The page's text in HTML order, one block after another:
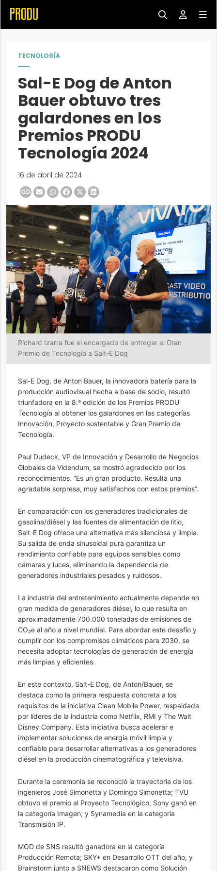
TECNOLOGÍA
Sal-E Dog de Anton
Bauer obtuvo tres
galardones en los
Premios PRODU
Tecnología 2024
16 de abril de 2024
Ríchard Izarra fue el encargado de entregar el Gran
Premio de Tecnología a Salt-E Dog
Sal-E Dog, de Anton Bauer, la innovadora batería para la
producción audiovisual hecha a base de sodio, resultó
triunfadora en la 8.ª edición de los Premios PRODU
Tecnología al obtener los galardones en las categorías
Innovación, Proyecto sustentable y Gran Premio de
Tecnología.
Paul Dudeck, VP de Innovación y Desarrollo de Negocios
Globales de Videndum, se mostró agradecido por los
reconocimientos. “Es un gran producto. Resulta una
agradable sorpresa, muy satisfechos con estos premios”.
En comparación con los generadores tradicionales de
gasolina/diésel y las fuentes de alimentación de litio,
Salt-E Dog ofrece una alternativa más silenciosa y limpia.
Su salida de onda sinusoidal pura garantiza un
rendimiento confiable para equipos sensibles como
cámaras y luces, eliminando la dependencia de
generadores industriales pesados y ruidosos.
La industria del entretenimiento actualmente depende en
gran medida de generadores diésel, lo que resulta en
aproximadamente 700.000 toneladas de emisiones de
CO₂e al año a nivel mundial. Para abordar este desafío y
cumplir con los compromisos climáticos para 2030, se
necesita adoptar tecnologías de generación de energía
más limpias y eficientes.
En este contexto, Salt-E Dog, de Anton/Bauer, se
destaca como la primera respuesta concreta a los
requisitos de la iniciativa Clean Mobile Power, respaldada
por líderes de la industria como Netflix, RMI y The Walt
Disney Company. Esta iniciativa busca acelerar e
implementar soluciones de energía móvil limpia y
confiable para desarrollar alternativas a los generadores
diésel en la producción cinematográfica y televisiva.
Durante la ceremonia se reconoció la trayectoria de los
ingenieros José Simonetta y Domingo Simonetta; TVU
obtuvo el premio al Proyecto Tecnológico, Sony ganó en
la categoría Imagen; y Synamedia en la categoría
Transmisión IP.
MOD de SNS resultó ganadora en la categoría
Producción Remota; SKY+ en Desarrollo OTT del año, y
Brainstorm junto a SNEWS destacaron como Solución